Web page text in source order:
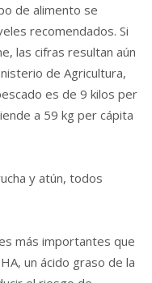
de alimento se
recomendados. Si
las cifras resultan aún
de Agricultura,
es de 9 kilos per
a 59 kg per cápita
y atún, todos
más importantes que
un ácido graso de la